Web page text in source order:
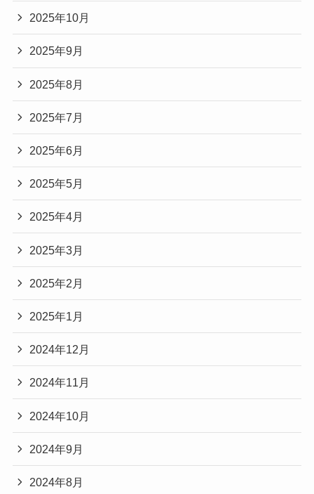
2025年10月
2025年9月
2025年8月
2025年7月
2025年6月
2025年5月
2025年4月
2025年3月
2025年2月
2025年1月
2024年12月
2024年11月
2024年10月
2024年9月
2024年8月